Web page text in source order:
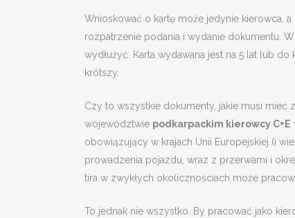
Wnioskować o kartę może jedynie kierowca,
rozpatrzenie podania i wydanie dokumentu.
wydłużyć. Karta wydawana jest na 5 lat lub
krótszy.
Czy to wszystkie dokumenty, jakie musi
województwie podkarpackim kierowcy C+E
obowiązujący w krajach Unii Europejskiej (i
prowadzenia pojazdu, wraz z przerwami i
tira w zwykłych okolicznościach może
To jednak nie wszystko. By pracować jako